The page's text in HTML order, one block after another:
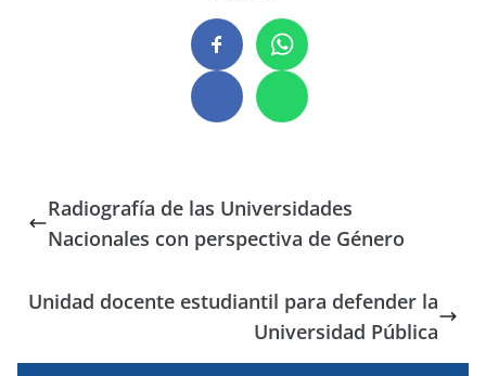
Radiografía de las Universidades
Nacionales con perspectiva de Género
Unidad docente estudiantil para defender la
Universidad Pública